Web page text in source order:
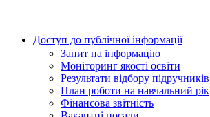
Доступ до публічної інформації
Запит на інформацію
Моніторинг якості освіти
Результати відбору підручників
План роботи на навчальний рік
Фінансова звітність